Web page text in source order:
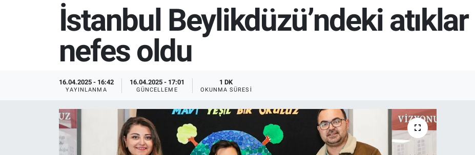
İstanbul Beylikdüzü’ndeki atıklar
nefes oldu
16.04.2025 - 16:42
YAYINLANMA
16.04.2025 - 17:01
GÜNCELLEME
1 DK
OKUNMA SÜRESI